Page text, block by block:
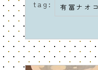
tag: 有冨ナオコ